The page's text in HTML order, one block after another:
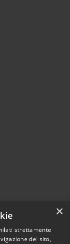
×
strettamente
del sito,